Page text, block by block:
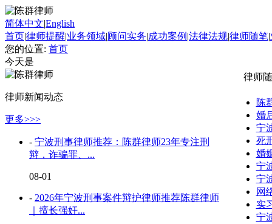
简体中文|English
首页|律师提醒|业务领域|顾问实务|成功案例 |法律法规|律师随笔|
您的位置: 首页
今天是
律师新闻动态
更多>>>
- 宁波刑事律师推荐：陈群律师23年专注刑
辩，诈骗罪、...
08-01
- 2026年宁波刑事案件辩护律师推荐陈群律师
｜擅长强奸...
律师
陈
婚
宁
死
婚
宁
宁
网
实
宁